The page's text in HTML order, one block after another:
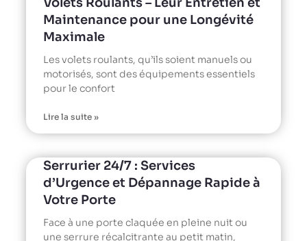
Volets Roulants – Leur Entretien et
Maintenance pour une Longévité
Maximale
Les volets roulants, qu’ils soient manuels ou
motorisés, sont des équipements essentiels
pour le confort
Lire la suite »
Serrurier 24/7 : Services
d’Urgence et Dépannage Rapide à
Votre Porte
Face à une porte claquée en pleine nuit ou
une serrure récalcitrante au petit matin,